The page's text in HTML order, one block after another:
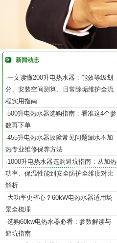
新闻动态
·一文读懂200升电热水器：能效等级划
分、安装空间测算、日常除垢维护全流
程实用指南
·500升电热水器选购指南：看准这4个参
数再下单
·455升电热水器故障常见问题漏水不加
热专业维修保养方法
·1000升电热水器选购避坑指南：从加热
功率、保温性能到安全防护全维度对比
解析
·大功率更省心？60kW电热水器适用场
景全梳理
·选购60kw电热水器必看：参数解读与
避坑指南